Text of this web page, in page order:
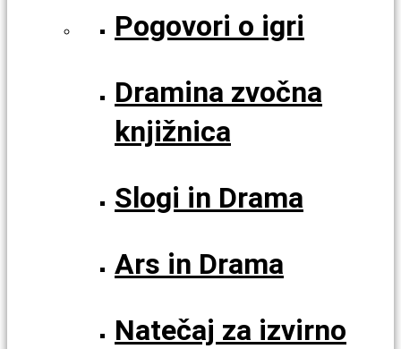
Pogovori o igri
Dramina zvočna
knjižnica
Slogi in Drama
Ars in Drama
Natečaj za izvirno